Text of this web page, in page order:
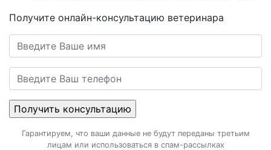
Получите онлайн-консультацию ветеринара
Гарантируем, что ваши данные не будут переданы третьим
лицам или использоваться в спам-рассылках